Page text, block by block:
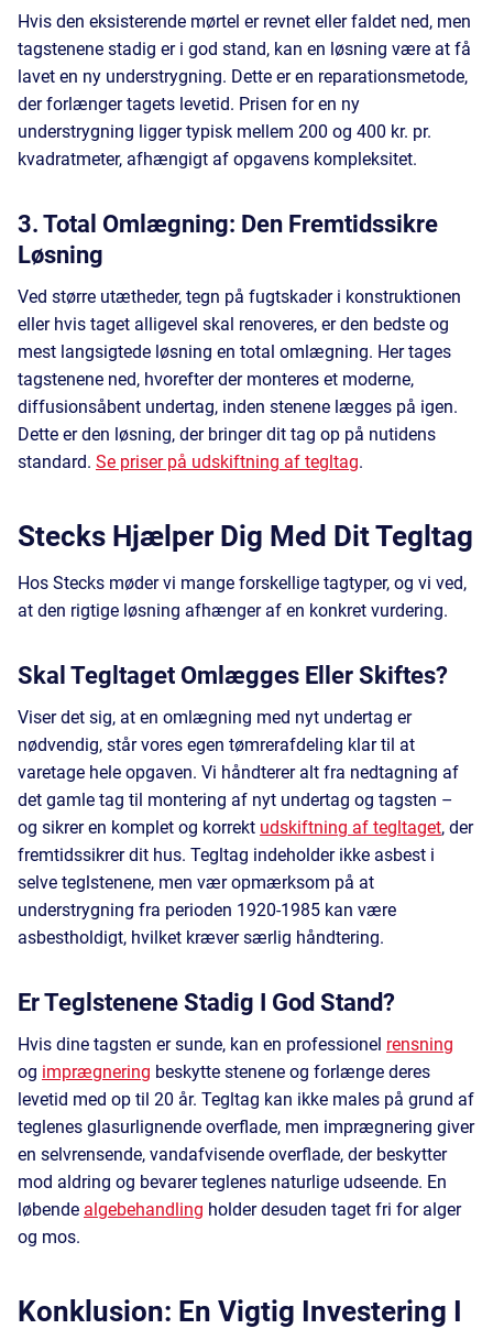
Hvis den eksisterende mørtel er revnet eller faldet ned, men
tagstenene stadig er i god stand, kan en løsning være at få
lavet en ny understrygning. Dette er en reparationsmetode,
der forlænger tagets levetid. Prisen for en ny
understrygning ligger typisk mellem 200 og 400 kr. pr.
kvadratmeter, afhængigt af opgavens kompleksitet.
3. Total Omlægning: Den Fremtidssikre
Løsning
Ved større utætheder, tegn på fugtskader i konstruktionen
eller hvis taget alligevel skal renoveres, er den bedste og
mest langsigtede løsning en total omlægning. Her tages
tagstenene ned, hvorefter der monteres et moderne,
diffusionsåbent undertag, inden stenene lægges på igen.
Dette er den løsning, der bringer dit tag op på nutidens
standard. Se priser på udskiftning af tegltag.
Stecks Hjælper Dig Med Dit Tegltag
Hos Stecks møder vi mange forskellige tagtyper, og vi ved,
at den rigtige løsning afhænger af en konkret vurdering.
Skal Tegltaget Omlægges Eller Skiftes?
Viser det sig, at en omlægning med nyt undertag er
nødvendig, står vores egen tømrerafdeling klar til at
varetage hele opgaven. Vi håndterer alt fra nedtagning af
det gamle tag til montering af nyt undertag og tagsten –
og sikrer en komplet og korrekt udskiftning af tegltaget, der
fremtidssikrer dit hus. Tegltag indeholder ikke asbest i
selve teglstenene, men vær opmærksom på at
understrygning fra perioden 1920-1985 kan være
asbestholdigt, hvilket kræver særlig håndtering.
Er Teglstenene Stadig I God Stand?
Hvis dine tagsten er sunde, kan en professionel rensning
og imprægnering beskytte stenene og forlænge deres
levetid med op til 20 år. Tegltag kan ikke males på grund af
teglenes glasurlignende overflade, men imprægnering giver
en selvrensende, vandafvisende overflade, der beskytter
mod aldring og bevarer teglenes naturlige udseende. En
løbende algebehandling holder desuden taget fri for alger
og mos.
Konklusion: En Vigtig Investering I